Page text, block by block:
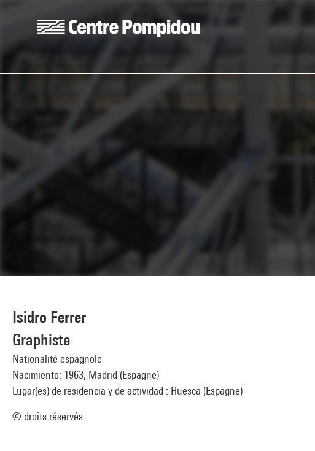
Isidro Ferrer
Graphiste
Nationalité espagnole
Nacimiento: 1963, Madrid (Espagne)
Lugar(es) de residencia y de actividad : Huesca (Espagne)
© droits réservés